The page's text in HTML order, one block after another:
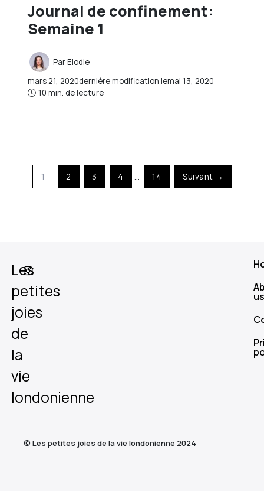
Journal de confinement:
Semaine 1
ParElodie
mars 21, 2020dernière modification lemai 13, 2020
10 min. de lecture
1 2 3 4 … 14 Suivant →
Les
petites
joies
de
la
vie
londonienne
us
© Les petites joies de la vie londonienne 2024